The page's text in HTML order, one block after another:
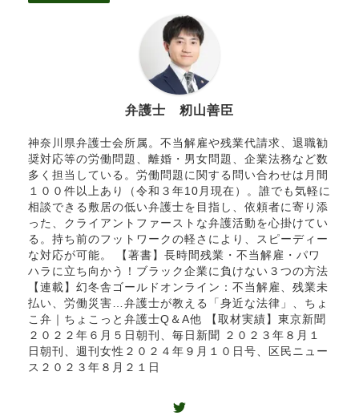
弁護士 籾山善臣
神奈川県弁護士会所属。不当解雇や残業代請求、退職勧
奨対応等の労働問題、離婚・男女問題、企業法務など数
多く担当している。労働問題に関する問い合わせは月間
１００件以上あり（令和３年10月現在）。誰でも気軽に
相談できる敷居の低い弁護士を目指し、依頼者に寄り添
った、クライアントファーストな弁護活動を心掛けてい
る。持ち前のフットワークの軽さにより、スピーディー
な対応が可能。 【著書】長時間残業・不当解雇・パワ
ハラに立ち向かう！ブラック企業に負けない３つの方法
【連載】幻冬舎ゴールドオンライン：不当解雇、残業未
払い、労働災害…弁護士が教える「身近な法律」、ちょ
こ弁｜ちょこっと弁護士Q＆A他 【取材実績】東京新聞
２０２２年６月５日朝刊、毎日新聞 ２０２３年８月１
日朝刊、週刊女性２０２４年９月１０日号、区民ニュー
ス２０２３年８月２１日